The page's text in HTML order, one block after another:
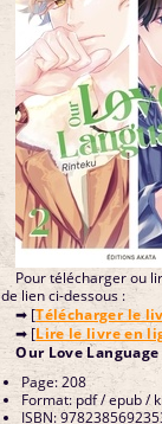
Pour télécharger ou
de lien ci-dessous :
➡ [Télécharger le
➡ [Lire le livre en
Our Love
Page: 208
Format: pdf / epub /
ISBN: